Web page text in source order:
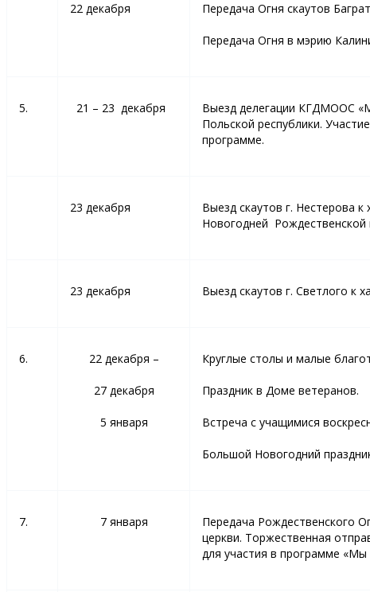
22 декабря Передача Огня скаутов
Передача Огня в мэрию
5. 21 – 23 декабря
Выезд делегации КГДМООС
Польской республики.
программе.
23 декабря
Выезд скаутов г. Нестерова
Новогодней Рождественской
23 декабря Выезд скаутов г. Светлого к
6. 22 декабря –
27 декабря
5 января
Круглые столы и малые
Праздник в Доме ветеранов.
Встреча с учащимися
Большой Новогодний
7. 7 января
Передача Рождественского
церкви. Торжественная
для участия в программе «Мы